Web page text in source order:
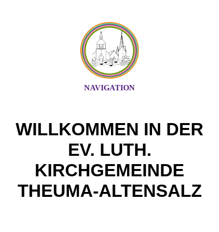
NAVIGATION
WILLKOMMEN IN DER
EV. LUTH.
KIRCHGEMEINDE
THEUMA-ALTENSALZ